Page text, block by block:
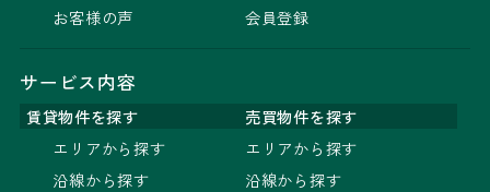
お客様の声
会員登録
サービス内容
賃貸物件を探す
売買物件を探す
エリアから探す
沿線から探す
エリアから探す
沿線から探す